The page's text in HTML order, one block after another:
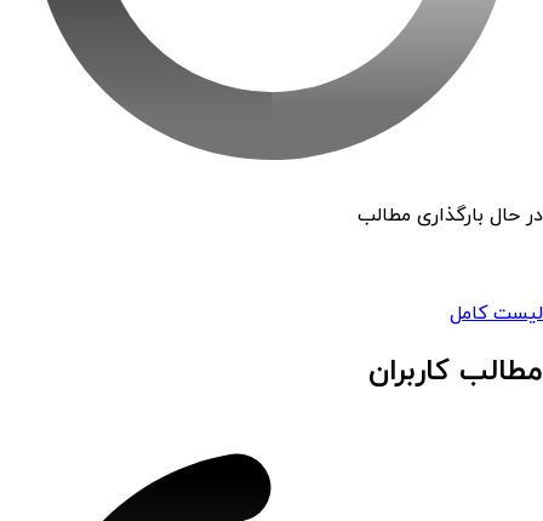
در حال بارگذاری مطالب
لیست کامل
مطالب کاربران